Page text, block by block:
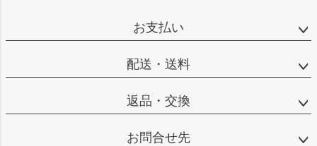
お支払い
配送・送料
返品・交換
お問合せ先